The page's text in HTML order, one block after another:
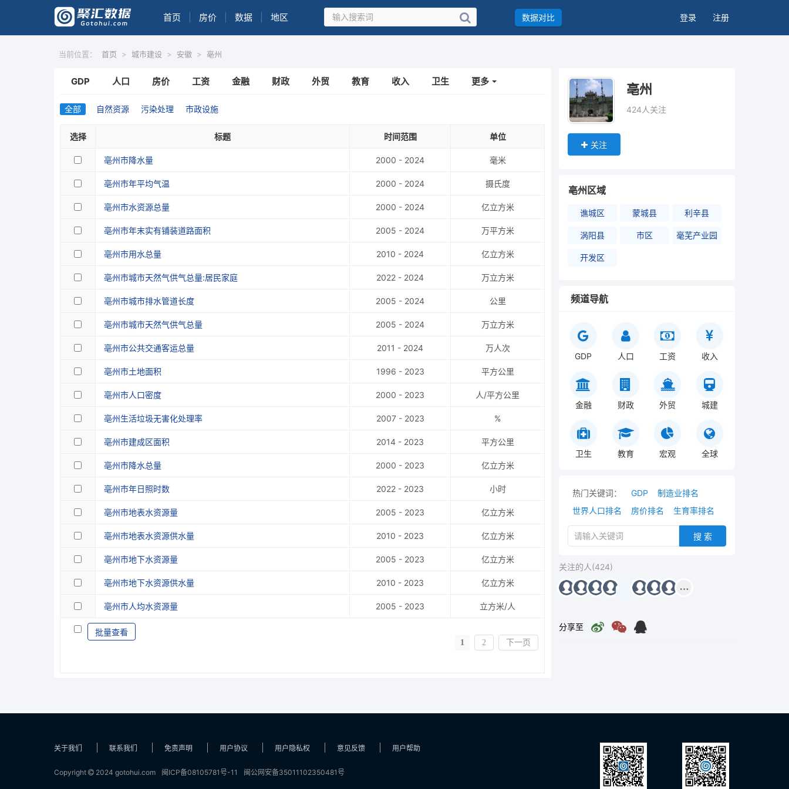
首页 房价 数据 地区 数据对比 登录 注册
当前位置： 首页 > 城市建设 > 安徽 > 亳州
GDP 人口 房价 工资 金融 财政 外贸 教育 收入 卫生 更多
全部 自然资源 污染处理 市政设施
选择 标题 时间范围 单位
亳州市降水量 2000 - 2024 毫米
亳州市年平均气温 2000 - 2024 摄氏度
亳州市水资源总量 2000 - 2024 亿立方米
亳州市年末实有铺装道路面积 2005 - 2024 万平方米
亳州市用水总量 2010 - 2024 亿立方米
亳州市城市天然气供气总量:居民家庭 2022 - 2024 万立方米
亳州市城市排水管道长度 2005 - 2024 公里
亳州市城市天然气供气总量 2005 - 2024 万立方米
亳州市公共交通客运总量 2011 - 2024 万人次
亳州市土地面积 1996 - 2023 平方公里
亳州市人口密度 2000 - 2023 人/平方公里
亳州生活垃圾无害化处理率 2007 - 2023 %
亳州市建成区面积 2014 - 2023 平方公里
亳州市降水总量 2000 - 2023 亿立方米
亳州市年日照时数 2022 - 2023 小时
亳州市地表水资源量 2005 - 2023 亿立方米
亳州市地表水资源供水量 2010 - 2023 亿立方米
亳州市地下水资源量 2005 - 2023 亿立方米
亳州市地下水资源供水量 2010 - 2023 亿立方米
亳州市人均水资源量 2005 - 2023 立方米/人
批量查看
1 2 下一页
亳州
424人关注
关注
亳州区域
谯城区 蒙城县 利辛县
涡阳县 市区 毫芜产业园
开发区
频道导航
GDP 人口 工资 收入
金融 财政 外贸 城建
卫生 教育 宏观 全球
热门关键词： GDP
制造业排名
世界人口排名
房价排名 生育率排名
搜 索
关注的人(424)
分享至
关于我们 联系我们 免责声明 用户协议 用户隐私权 意见反馈 用户帮助
Copyright 2024 gotohui.com 闽ICP备08105781号-11 闽公网安备35011102350481号